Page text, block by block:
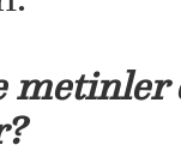
metinler